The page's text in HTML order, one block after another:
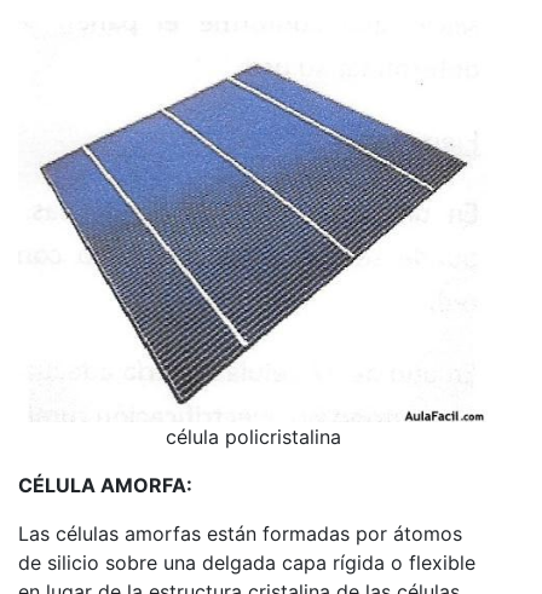
célula policristalina
CÉLULA AMORFA:
Las células amorfas están formadas por átomos
de silicio sobre una delgada capa rígida o flexible